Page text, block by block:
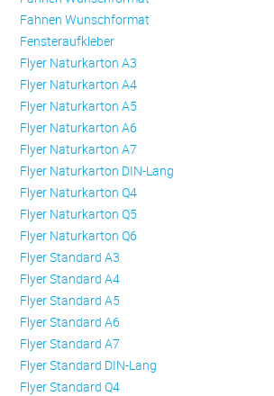
Fahnen Wunschformat
Fensteraufkleber
Flyer Naturkarton A3
Flyer Naturkarton A4
Flyer Naturkarton A5
Flyer Naturkarton A6
Flyer Naturkarton A7
Flyer Naturkarton DIN-Lang
Flyer Naturkarton Q4
Flyer Naturkarton Q5
Flyer Naturkarton Q6
Flyer Standard A3
Flyer Standard A4
Flyer Standard A5
Flyer Standard A6
Flyer Standard A7
Flyer Standard DIN-Lang
Flyer Standard Q4